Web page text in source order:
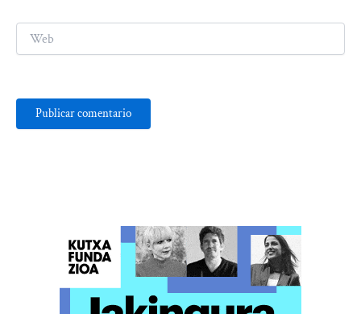
Web